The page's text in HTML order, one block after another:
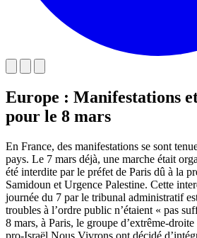
Europe : Manifestations
pour le 8 mars
En France, des manifestations se sont
pays. Le 7 mars déjà, une marche était
été interdite par le préfet de Paris dû à la
Samidoun et Urgence Palestine. Cette
journée du 7 par le tribunal administratif
troubles à l’ordre public n’étaient « pas
8 mars, à Paris, le groupe d’extrême-
pro-Israël Nous Vivrons ont décidé